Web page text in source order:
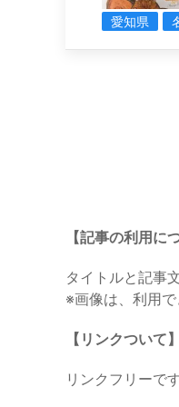
愛知県
【記事の利用に
タイトルと記事
※画像は、利用で
【リンクついて】
リンクフリーです